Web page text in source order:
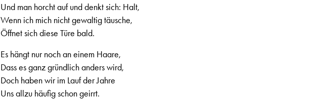
Und man horcht auf und denkt sich: Halt,
Wenn ich mich nicht gewaltig täusche,
Öffnet sich diese Türe bald.
Es hängt nur noch an einem Haare,
Dass es ganz gründlich anders wird,
Doch haben wir im Lauf der Jahre
Uns allzu häufig schon geirrt.